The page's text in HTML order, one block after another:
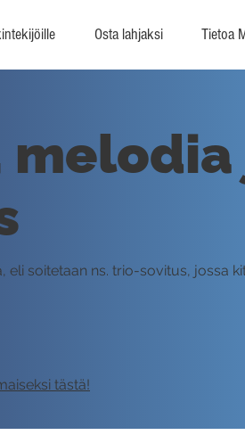
Osta lahjaksi Tietoa
melodia
soitetaan ns. trio-sovitus, jossa
tästä!